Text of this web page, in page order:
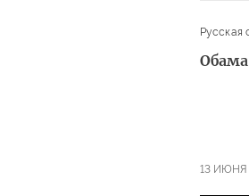
Русская
13 ИЮНЯ